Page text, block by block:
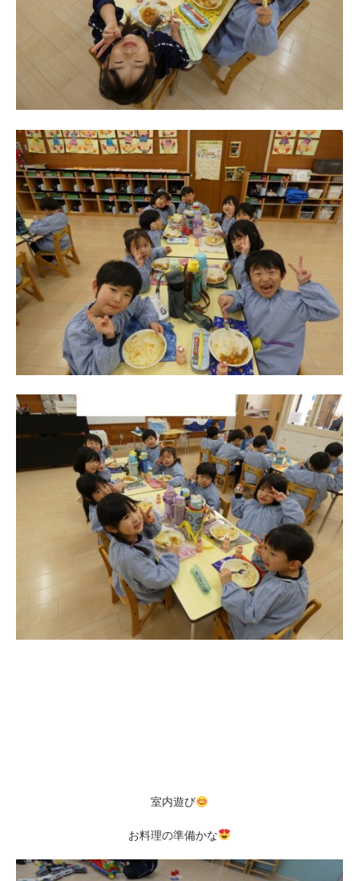
室内遊び
お料理の準備かな